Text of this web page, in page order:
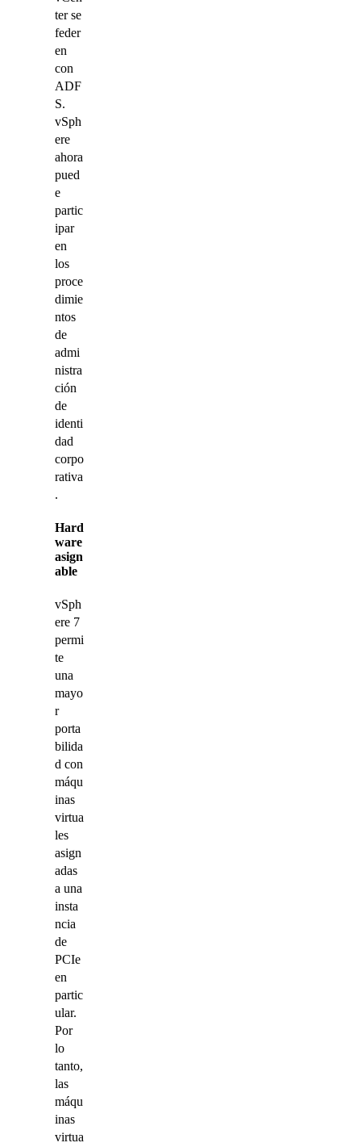
ter se
feder
en
con
ADF
S.
vSph
ere
ahora
pued
e
partic
ipar
en
los
proce
dimie
ntos
de
admi
nistra
ción
de
identi
dad
corpo
rativa
.
Hard
ware
asign
able
vSph
ere 7
permi
te
una
mayo
r
porta
bilida
d con
máqu
inas
virtua
les
asign
adas
a una
insta
ncia
de
PCIe
en
partic
ular.
Por
lo
tanto,
las
máqu
inas
virtua